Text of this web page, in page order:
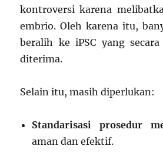
kontroversi karena
embrio. Oleh karena itu,
beralih ke iPSC yang
diterima.
Selain itu, masih diperlukan:
Standarisasi prosedur
aman dan efektif.